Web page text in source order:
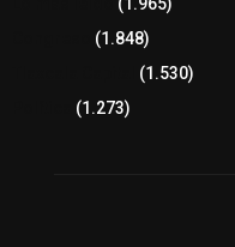
(1.848)
(1.530)
(1.273)